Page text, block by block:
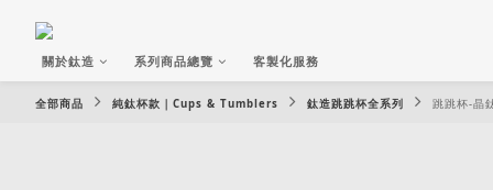
關於鈦造 系列商品總覽 客製化服務
全部商品 純鈦杯款｜Cups & Tumblers 鈦造跳跳杯全系列 跳跳杯-晶